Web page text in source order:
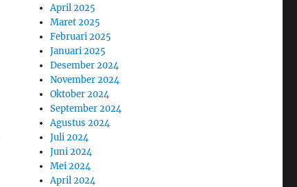
April 2025
Maret 2025
Februari 2025
Januari 2025
Desember 2024
November 2024
Oktober 2024
September 2024
Agustus 2024
Juli 2024
Juni 2024
Mei 2024
April 2024